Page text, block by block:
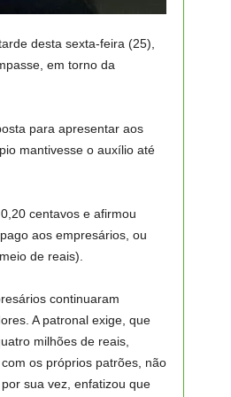
desta sexta-feira (25),
em torno da
para apresentar aos
mantivesse o auxílio até
centavos e afirmou
aos empresários, ou
de reais).
continuaram
A patronal exige, que
milhões de reais,
os próprios patrões, não
sua vez, enfatizou que